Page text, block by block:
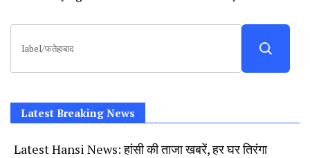
News, AHN News, Abtak Haryana News,
for:
Latest Breaking News
Latest Hansi News: हांसी की ताजा खबरें, हर घर तिरंगा